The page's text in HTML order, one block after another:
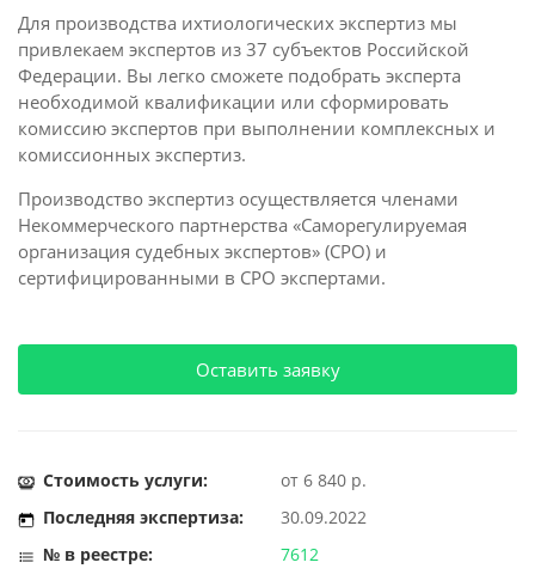
Для производства ихтиологических экспертиз мы
привлекаем экспертов из 37 субъектов Российской
Федерации. Вы легко сможете подобрать эксперта
необходимой квалификации или сформировать
комиссию экспертов при выполнении комплексных и
комиссионных экспертиз.
Производство экспертиз осуществляется членами
Некоммерческого партнерства «Саморегулируемая
организация судебных экспертов» (СРО) и
сертифицированными в СРО экспертами.
Оставить заявку
Стоимость услуги:
от 6 840 р.
Последняя экспертиза:
30.09.2022
№ в реестре:
7612